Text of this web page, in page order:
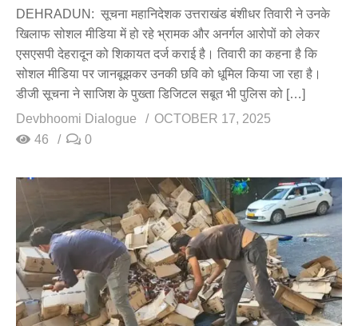
DEHRADUN: सूचना महानिदेशक उत्तराखंड बंशीधर तिवारी ने उनके
खिलाफ सोशल मीडिया में हो रहे भ्रामक और अनर्गल आरोपों को लेकर
एसएसपी देहरादून को शिकायत दर्ज कराई है। तिवारी का कहना है कि
सोशल मीडिया पर जानबूझकर उनकी छवि को धूमिल किया जा रहा है।
डीजी सूचना ने साजिश के पुख्ता डिजिटल सबूत भी पुलिस को […]
Devbhoomi Dialogue
OCTOBER 17, 2025
46
0